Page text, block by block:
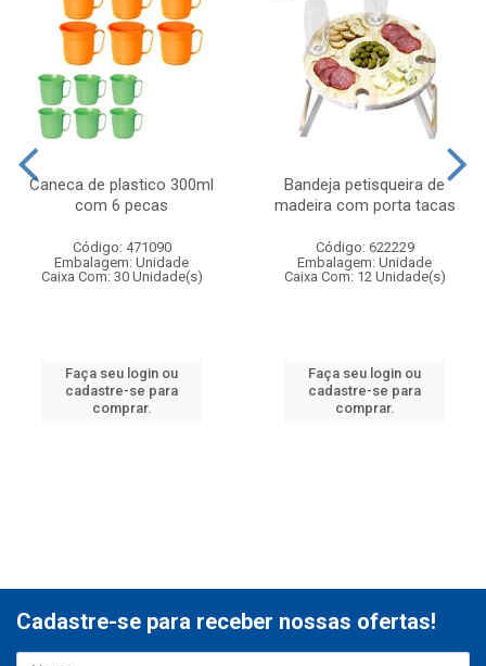
Caneca de plastico 300ml
com 6 pecas
Código: 471090
Embalagem: Unidade
Caixa Com: 30 Unidade(s)
Faça seu login ou
cadastre-se para
comprar.
Bandeja petisqueira de
madeira com porta tacas
Código: 622229
Embalagem: Unidade
Caixa Com: 12 Unidade(s)
Faça seu login ou
cadastre-se para
comprar.
Cadastre-se para receber nossas ofertas!